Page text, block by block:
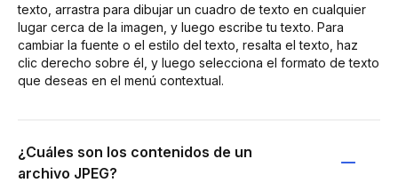
texto, arrastra para dibujar un cuadro de texto en cualquier
lugar cerca de la imagen, y luego escribe tu texto. Para
cambiar la fuente o el estilo del texto, resalta el texto, haz
clic derecho sobre él, y luego selecciona el formato de texto
que deseas en el menú contextual.
¿Cuáles son los contenidos de un
archivo JPEG?